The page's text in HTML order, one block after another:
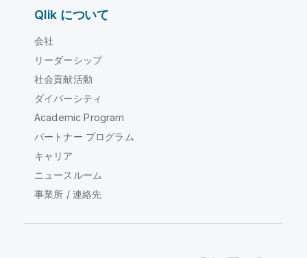
Qlik について
会社
リーダーシップ
社会貢献活動
ダイバーシティ
Academic Program
パートナー プログラム
キャリア
ニュースルーム
事業所 / 連絡先